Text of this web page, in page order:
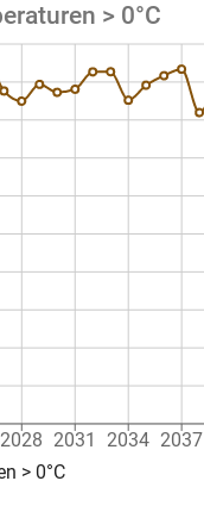
> 0°C
2028 2031 2034 2037
> 0°C